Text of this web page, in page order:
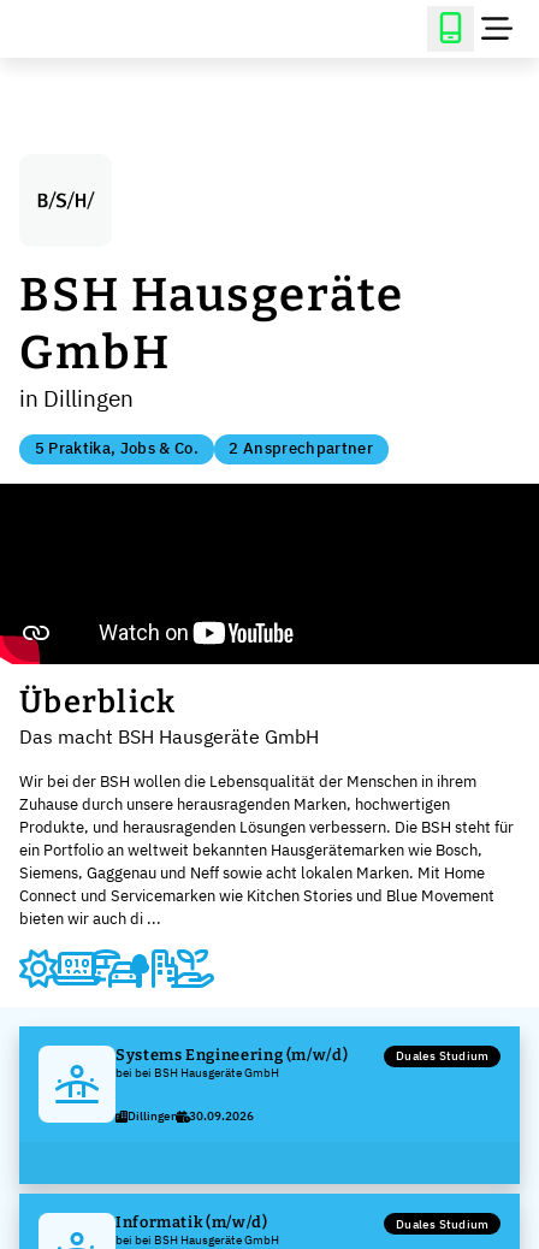
BSH Hausgeräte
GmbH
in Dillingen
5 Praktika, Jobs & Co. 2 Ansprechpartner
Überblick
Das macht BSH Hausgeräte GmbH
Wir bei der BSH wollen die Lebensqualität der Menschen in ihrem
Zuhause durch unsere herausragenden Marken, hochwertigen
Produkte, und herausragenden Lösungen verbessern. Die BSH steht für
ein Portfolio an weltweit bekannten Hausgerätemarken wie Bosch,
Siemens, Gaggenau und Neff sowie acht lokalen Marken. Mit Home
Connect und Servicemarken wie Kitchen Stories und Blue Movement
bieten wir auch di ...
Systems Engineering (m/w/d)
bei bei BSH Hausgeräte GmbH
Duales Studium
Dillingen 30.09.2026
Informatik (m/w/d)
bei bei BSH Hausgeräte GmbH
Duales Studium